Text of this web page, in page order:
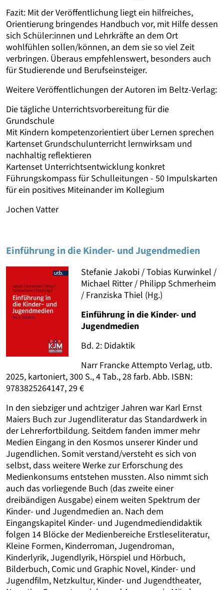
Fazit: Mit der Veröffentlichung liegt ein hilfreiches,
Orientierung bringendes Handbuch vor, mit Hilfe dessen
sich Schüler:innen und Lehrkräfte an dem Ort
wohlfühlen sollen/können, an dem sie so viel Zeit
verbringen. Überaus empfehlenswert, besonders auch
für Studierende und Berufseinsteiger.
Weitere Veröffentlichungen der Autoren im Beltz-Verlag:
Die tägliche Unterrichtsvorbereitung für die
Grundschule
Mit Kindern kompetenzorientiert über Lernen sprechen
Kartenset Grundschulunterricht lernwirksam und
nachhaltig reflektieren
Kartenset Unterrichtsentwicklung konkret
Führungskompass für Schulleitungen - 50 Impulskarten
für ein positives Miteinander im Kollegium
Jochen Vatter
Einführung in die Kinder- und Jugendmedien
Stefanie Jakobi / Tobias Kurwinkel /
Michael Ritter / Philipp Schmerheim
/ Franziska Thiel (Hg.)
Einführung in die Kinder- und
Jugendmedien
Bd. 2: Didaktik
Narr Francke Attempto Verlag, utb.
2025, kartoniert, 300 S., 4 Tab., 28 farb. Abb. ISBN:
9783825264147, 29 €
In den siebziger und achtziger Jahren war Karl Ernst
Maiers Buch zur Jugendliteratur das Standardwerk in
der Lehrerfortbildung. Seitdem fanden immer mehr
Medien Eingang in den Kosmos unserer Kinder und
Jugendlichen. Somit verstand/versteht es sich von
selbst, dass weitere Werke zur Erforschung des
Medienkonsums entstehen mussten. Also nimmt sich
auch das vorliegende Buch (das zweite einer
dreibändigen Ausgabe) einem weiten Spektrum der
Kinder- und Jugendmedien an. Nach dem
Eingangskapitel Kinder- und Jugendmediendidaktik
folgen 14 Blöcke der Medienbereiche Erstleseliteratur,
Kleine Formen, Kinderroman, Jugendroman,
Kinderlyrik, Jugendlyrik, Hörspiel und Hörbuch,
Bilderbuch, Comic und Graphic Novel, Kinder- und
Jugendfilm, Netzkultur, Kinder- und Jugendtheater,